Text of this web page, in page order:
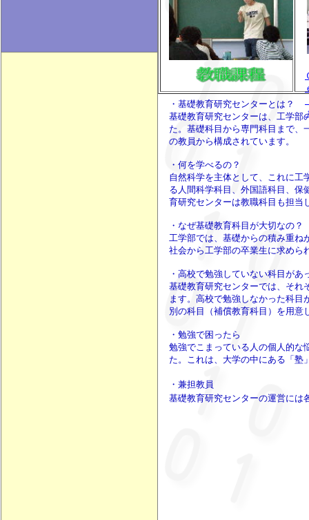
・基礎教育研究センターとは？
基礎教育研究センターは、工学部
た。基礎科目から専門科目まで、
の教員から構成されています。
・何を学べるの？
自然科学を主体として、これに工
る人間科学科目、外国語科目、保
育研究センターは教職科目も担当
・なぜ基礎教育科目が大切なの？
工学部では、基礎からの積み重ね
社会から工学部の卒業生に求めら
・高校で勉強していない科目が
基礎教育研究センターでは、それ
ます。高校で勉強しなかった科
別の科目（補償教育科目）を用意
・勉強で困ったら
勉強でこまっている人の個人的な
た。これは、大学の中にある「塾
・ 兼担教員
基礎教育研究センターの運営には